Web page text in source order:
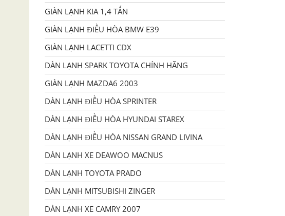
GIÀN LẠNH KIA 1,4 TẤN
GIÀN LẠNH ĐIỀU HÒA BMW E39
GIÀN LẠNH LACETTI CDX
DÀN LẠNH SPARK TOYOTA CHÍNH HÃNG
GIÀN LẠNH MAZDA6 2003
DÀN LẠNH ĐIỀU HÒA SPRINTER
DÀN LẠNH ĐIỀU HÒA HYUNDAI STAREX
DÀN LẠNH ĐIỀU HÒA NISSAN GRAND LIVINA
DÀN LẠNH XE DEAWOO MACNUS
DÀN LẠNH TOYOTA PRADO
DÀN LẠNH MITSUBISHI ZINGER
DÀN LẠNH XE CAMRY 2007